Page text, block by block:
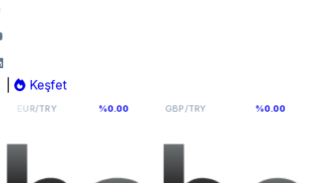
Keşfet
%0.00 GBP/TRY 64,0893 %0.00 Gram